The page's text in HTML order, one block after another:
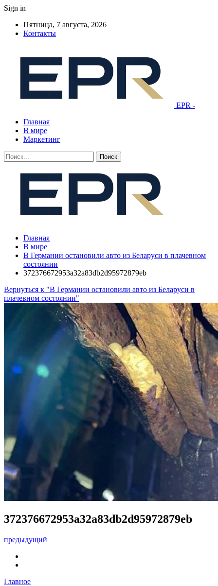
Sign in
Пятница, 7 августа, 2026
Контакты
EPR -
Главная
В мире
Маркетинг
Главная
В мире
В Германии остановили авто из Беларуси в плачевном
состоянии
372376672953a32a83db2d95972879eb
Вернуться к "В Германии остановили авто из Беларуси в
плачевном состоянии"
372376672953a32a83db2d95972879eb
предыдущий
Главное